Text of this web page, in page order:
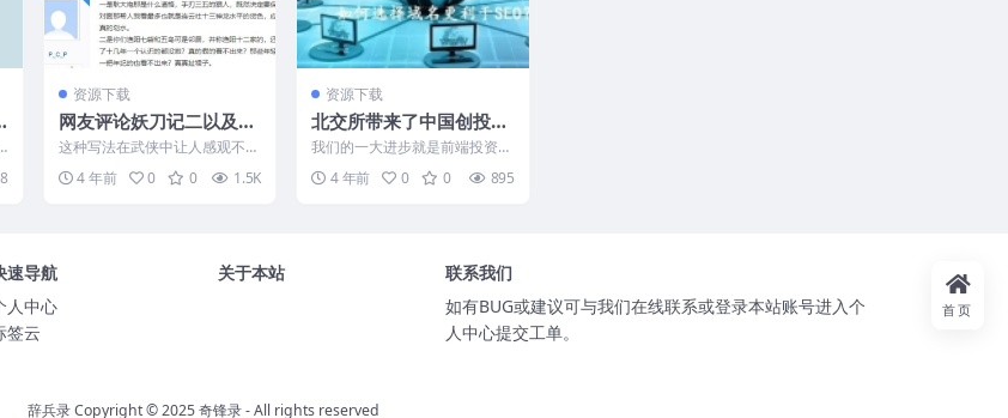
资源下载
网友评论妖刀记二以及其
前传的剧情与作者写法
这种写法在武侠中让人感观不
好，大家还是更喜欢令狐冲那种
潇洒不羁的主角，像狄云那种...
4 年前 0 0 1.5K
资源下载
北交所带来了中国创投业
的4.0时代前端投资更被
看重
我们的一大进步就是前端投资开
始被更加重视起来了。我们国家
的创投呢其实和国际上是有...
4 年前 0 0 895
速导航
人中心
签云
关于本站
联系我们
如有BUG或建议可与我们在线联系或登录本站账号进入个
人中心提交工单。
辞兵录 Copyright © 2025奇锋录- All rights reserved
首页